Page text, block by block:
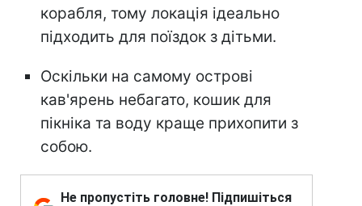
корабля, тому локація ідеально
підходить для поїздок з дітьми.
Оскільки на самому острові
кав'ярень небагато, кошик для
пікніка та воду краще прихопити з
собою.
Не пропустіть головне! Підпишіться